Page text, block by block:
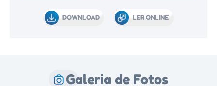
DOWNLOAD LER ONLINE
Galeria de Fotos